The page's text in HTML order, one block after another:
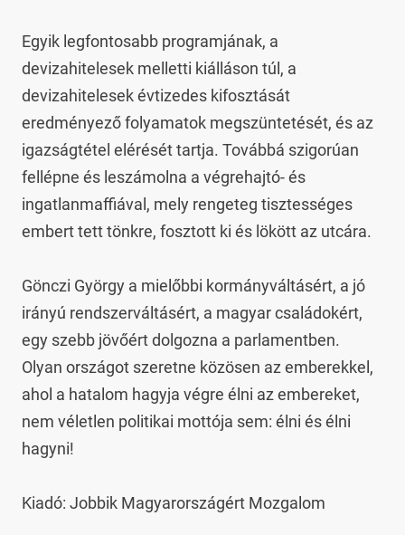
Egyik legfontosabb programjának, a
devizahitelesek melletti kiálláson túl, a
devizahitelesek évtizedes kifosztását
eredményező folyamatok megszüntetését, és az
igazságtétel elérését tartja. Továbbá szigorúan
fellépne és leszámolna a végrehajtó- és
ingatlanmaffiával, mely rengeteg tisztességes
embert tett tönkre, fosztott ki és lökött az utcára.
Gönczi György a mielőbbi kormányváltásért, a jó
irányú rendszerváltásért, a magyar családokért,
egy szebb jövőért dolgozna a parlamentben.
Olyan országot szeretne közösen az emberekkel,
ahol a hatalom hagyja végre élni az embereket,
nem véletlen politikai mottója sem: élni és élni
hagyni!
Kiadó: Jobbik Magyarországért Mozgalom